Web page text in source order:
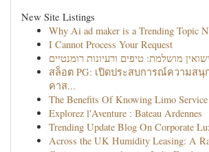
New Site Listings
Why Ai ad maker is a Trending Topic
I Cannot Process Your Request
מושלמת: טיפים ורעיונות רומנטיים
สล็อต PG: เปิดประสบการณ์ความสนุ
คาส...
The Benefits Of Knowing Limo Service
Explorez l'Aventure : Bateau Ardennes
Trending Update Blog On Corporate
Across the UK Humidity Leasing: A